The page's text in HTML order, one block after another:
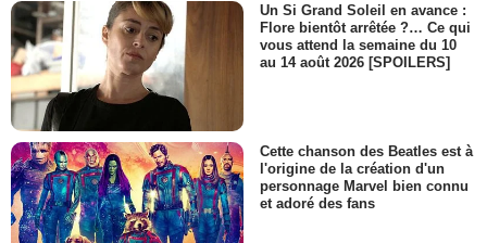
Un Si Grand Soleil en avance :
Flore bientôt arrêtée ?… Ce qui
vous attend la semaine du 10
au 14 août 2026 [SPOILERS]
Cette chanson des Beatles est à
l'origine de la création d'un
personnage Marvel bien connu
et adoré des fans